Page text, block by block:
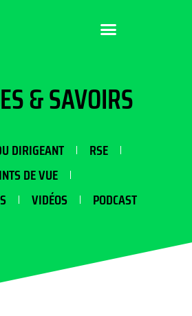
& SAVOIRS
DIRIGEANT
RSE
DE VUE
VIDÉOS PODCAST